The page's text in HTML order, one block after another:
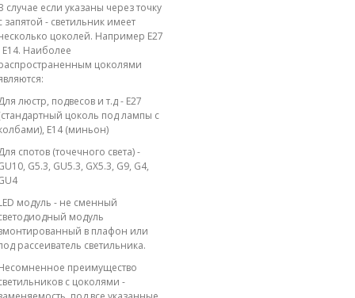
случае если указаны через точку
запятой - светильник имеет
цоколей. Например E27
E14. Наиболее
цоколями
люстр, подвесов и т.д - E27
цоколь под лампы с
E14 (миньон)
спотов (точечного света) -
G5.3, GU5.3, GX5.3, G9, G4,
модуль - не сменный
модуль
в плафон или
рассеиватель светильника.
преимущество
с цоколями -